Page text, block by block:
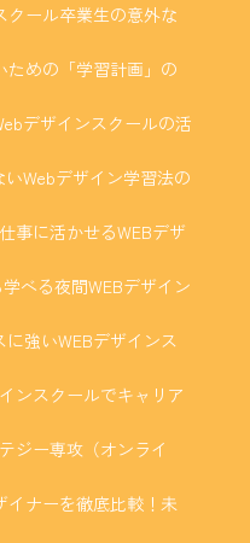
クール卒業生の意外な
ための「学習計画」の
デザインスクールの活
Webデザイン学習法の
事に活かせるWEBデザ
べる夜間WEBデザイン
強いWEBデザインス
ンスクールでキャリア
ジー専攻（オンライ
イナーを徹底比較！未